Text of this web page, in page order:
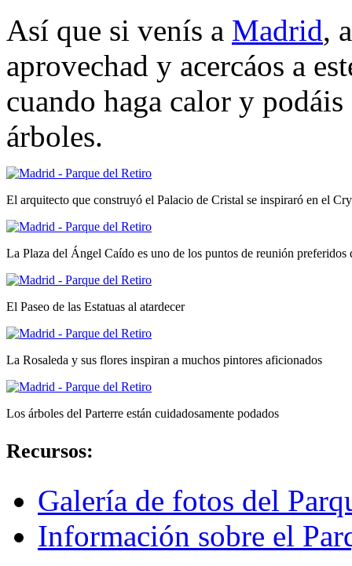
Así que si venís a Madrid,
aprovechad y acercáos a
cuando haga calor y
árboles.
El arquitecto que construyó el Palacio de Cristal se inspiraró en el
La Plaza del Ángel Caído es uno de los puntos de reunión preferidos
El Paseo de las Estatuas al atardecer
La Rosaleda y sus flores inspiran a muchos pintores aficionados
Los árboles del Parterre están cuidadosamente podados
Recursos:
Galería de fotos del
Información sobre el